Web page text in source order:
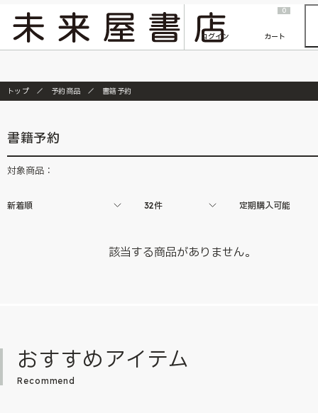
『ONE PIECE magazine 021 ONE PIECEカード付き同梱版』発売延期のご案内
ログイン
0
カート
トップ 予約商品 書籍予約
書籍予約
対象商品：
新着順 32件 定期購入可能
該当する商品がありません。
おすすめアイテム
Recommend